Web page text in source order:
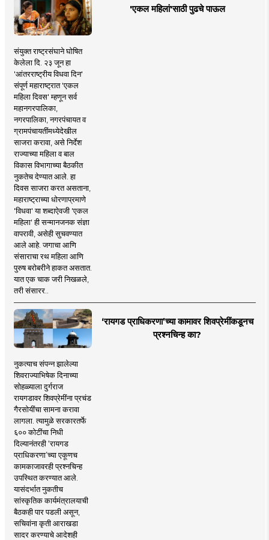
'एकल महिलां'साठी पुढचे पाऊल
संयुक्त राष्ट्रसंघाने घोषित
केलेला दि. २३ जून हा
'आंतरराष्ट्रीय विधवा दिन'
संपूर्ण महाराष्ट्रात 'एकल
महिला दिवस' म्हणून सर्व
महानगरपालिका,
नगरपालिका, नगरपंचायत व
ग्रामपंचायतींमध्येदेखील
साजरा करावा, असे निर्देश
राज्याच्या महिला व बाल
विकास विभागाच्या बैठकीत
नुकतेच देण्यात आले. हा
दिवस साजरा करत असताना,
महाराष्ट्राच्या धोरणाप्रमाणे
'विधवा' या शब्दाऐवजी 'एकल
महिला' ही सन्मानजनक संज्ञा
वापरावी, असेही सुचवण्यात
आले आहे. जगाचा आणि
संसाराचा रथ महिला आणि
पुरुष बरोबरीने हाकत असतात.
यात एक चाक जरी निखळले,
तरी संसारर..
‘रायगड प्राधिकरणा’च्या कामावर शिवप्रेमींकडूनच
प्रश्नचिन्ह का?
नुकत्याच संपन्न झालेल्या
शिवराज्याभिषेक दिनाच्या
सोहळ्याला दुर्गराज
रायगडावर शिवप्रेमींना प्रचंड
गैरसोयींचा सामना करावा
लागला. त्यामुळे सरकारतर्फे
६०० कोटींचा निधी
दिल्यानंतरही ‘रायगड
प्राधिकरणा’च्या एकूणच
कामकाजावरही प्रश्नचिन्ह
उपस्थित करण्यात आले.
यासंदर्भात नुकतीच
सांस्कृतिक कार्यमंत्रालयाची
बैठकही पार पडली असून,
सचिवांना कृती आराखडा
सादर करण्याचे आदेशही